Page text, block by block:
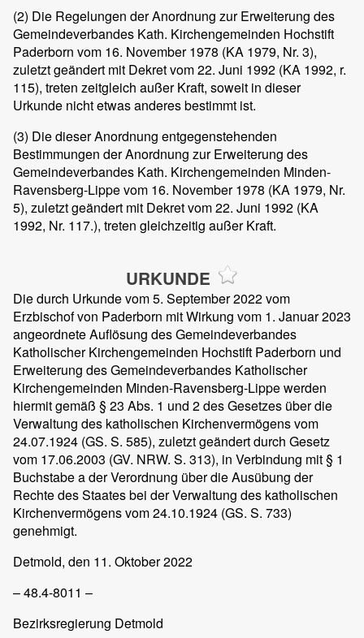
(2) Die Regelungen der Anordnung zur Erweiterung des
Gemeindeverbandes Kath. Kirchengemeinden Hochstift
Paderborn vom 16. November 1978 (KA 1979, Nr. 3),
zuletzt geändert mit Dekret vom 22. Juni 1992 (KA 1992, r.
115), treten zeitgleich außer Kraft, soweit in dieser
Urkunde nicht etwas anderes bestimmt ist.
(3) Die dieser Anordnung entgegenstehenden
Bestimmungen der Anordnung zur Erweiterung des
Gemeindeverbandes Kath. Kirchengemeinden Minden-
Ravensberg-Lippe vom 16. November 1978 (KA 1979, Nr.
5), zuletzt geändert mit Dekret vom 22. Juni 1992 (KA
1992, Nr. 117.), treten gleichzeitig außer Kraft.
URKUNDE
Die durch Urkunde vom 5. September 2022 vom
Erzbischof von Paderborn mit Wirkung vom 1. Januar 2023
angeordnete Auflösung des Gemeindeverbandes
Katholischer Kirchengemeinden Hochstift Paderborn und
Erweiterung des Gemeindeverbandes Katholischer
Kirchengemeinden Minden-Ravensberg-Lippe werden
hiermit gemäß § 23 Abs. 1 und 2 des Gesetzes über die
Verwaltung des katholischen Kirchenvermögens vom
24.07.1924 (GS. S. 585), zuletzt geändert durch Gesetz
vom 17.06.2003 (GV. NRW. S. 313), in Verbindung mit § 1
Buchstabe a der Verordnung über die Ausübung der
Rechte des Staates bei der Verwaltung des katholischen
Kirchenvermögens vom 24.10.1924 (GS. S. 733)
genehmigt.
Detmold, den 11. Oktober 2022
– 48.4-8011 –
Bezirksregierung Detmold